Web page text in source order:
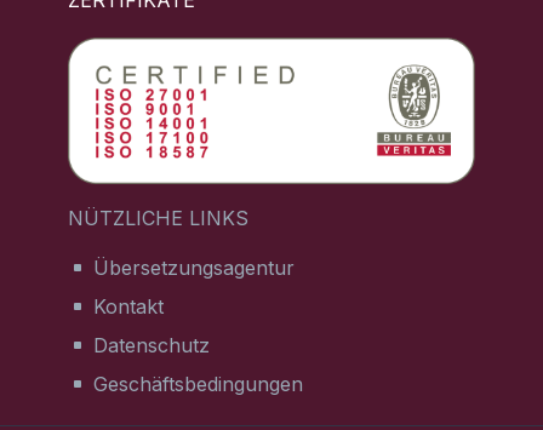
NÜTZLICHE LINKS
Übersetzungsagentur
Kontakt
Datenschutz
Geschäftsbedingungen